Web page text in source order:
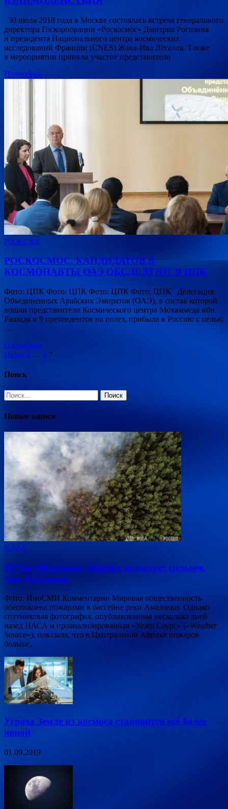
30 июля 2018 года в Москве состоялась встреча генерального
директора Госкорпорации «Роскосмос» Дмитрия Рогозина
и президента Национального центра космических
исследований Франции (CNES) Жана-Ива Лёгалля. Также
в мероприятии приняли участие представители
Подробнее
Роскосмос
РОСКОСМОС. КАНДИДАТОВ В
КОСМОНАВТЫ ОАЭ ОБСЛЕДУЮТ В ЦПК
Фото: ЦПК Фото: ЦПК Фото: ЦПК Фото: ЦПК Делегация
Объединенных Арабских Эмиратов (ОАЭ), в состав которой
вошли представители Космического центра Мохаммеда ибн
Рашида и 9 претендентов на полет, прибыла в Россию с целью
…
Подробнее
Пагинация
записей
Назад 1 … 6 7
Поиск
Найти:
Новые записи
NASA
El País (Испания): Африка полыхает сильнее,
чем Амазония
Фото: ИноСМИ Комментарии Мировая общественность
обеспокоена пожарами в бассейне реки Амазонки. Однако
спутниковая фотография, опубликованная несколько дней
назад НАСА и проанализированная «Уезер Соурс» («Weather
Source»), показала, что в Центральной Африке пожаров
больше,
Угроза Земле из космоса становится всё более
явной
01.09.2019